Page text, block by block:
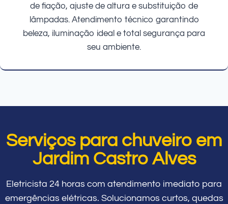
de fiação, ajuste de altura e substituição de
lâmpadas. Atendimento técnico garantindo
beleza, iluminação ideal e total segurança para
seu ambiente.
Serviços para chuveiro em
Jardim Castro Alves
Eletricista 24 horas com atendimento imediato para
emergências elétricas. Solucionamos curtos, quedas